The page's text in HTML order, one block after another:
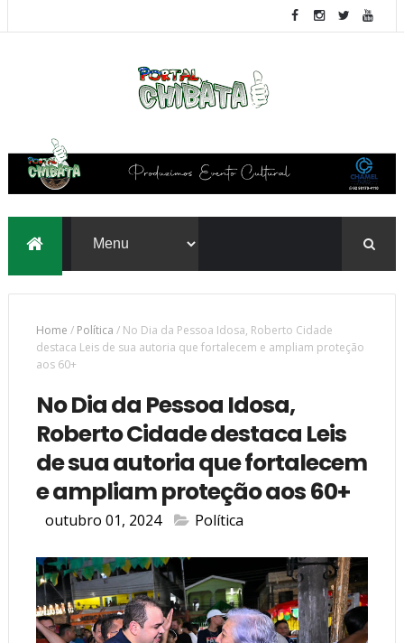
Home / Política / No Dia da Pessoa Idosa, Roberto Cidade
destaca Leis de sua autoria que fortalecem e ampliam proteção
aos 60+
No Dia da Pessoa Idosa,
Roberto Cidade destaca Leis
de sua autoria que fortalecem
e ampliam proteção aos 60+
outubro 01, 2024 Política